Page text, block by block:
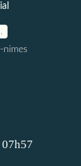
nimes